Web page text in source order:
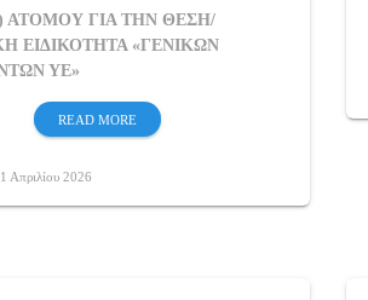
ΑΤΟΜΟΥ ΓΙΑ ΤΗΝ ΘΕΣΗ/
ΕΙΔΙΚΟΤΗΤΑ «ΓΕΝΙΚΩΝ
ΥΕ»
READ MORE
Απριλίου 2026